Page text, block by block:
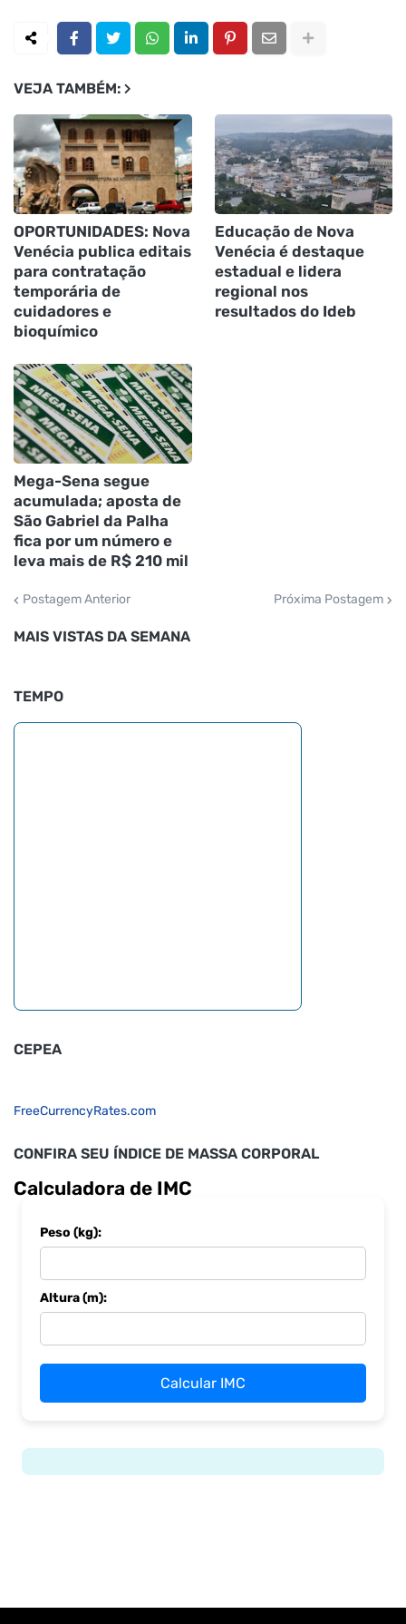
VEJA TAMBÉM:
OPORTUNIDADES: Nova
Venécia publica editais
para contratação
temporária de
cuidadores e
bioquímico
Educação de Nova
Venécia é destaque
estadual e lidera
regional nos
resultados do Ideb
Mega-Sena segue
acumulada; aposta de
São Gabriel da Palha
fica por um número e
leva mais de R$ 210 mil
Postagem Anterior Próxima Postagem
MAIS VISTAS DA SEMANA
TEMPO
CEPEA
FreeCurrencyRates.com
CONFIRA SEU ÍNDICE DE MASSA CORPORAL
Calculadora de IMC
Peso (kg):
Altura (m):
Calcular IMC